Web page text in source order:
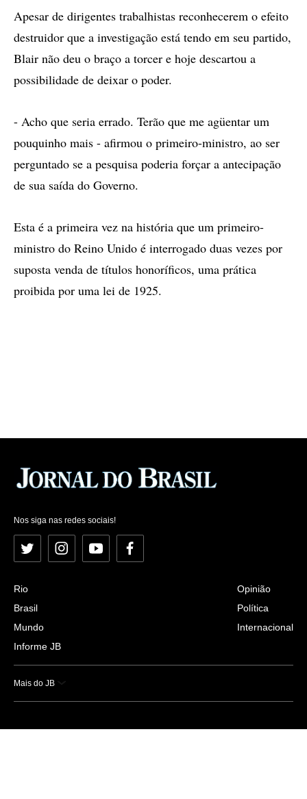
Apesar de dirigentes trabalhistas reconhecerem o efeito
destruidor que a investigação está tendo em seu partido,
Blair não deu o braço a torcer e hoje descartou a
possibilidade de deixar o poder.
- Acho que seria errado. Terão que me agüentar um
pouquinho mais - afirmou o primeiro-ministro, ao ser
perguntado se a pesquisa poderia forçar a antecipação
de sua saída do Governo.
Esta é a primeira vez na história que um primeiro-
ministro do Reino Unido é interrogado duas vezes por
suposta venda de títulos honoríficos, uma prática
proibida por uma lei de 1925.
Nos siga nas redes sociais!
Twitter InstagramYouTubeFacebook
Rio
Brasil
Mundo
Informe JB
Opinião
Política
Internacional
Mais do JB
Esportes